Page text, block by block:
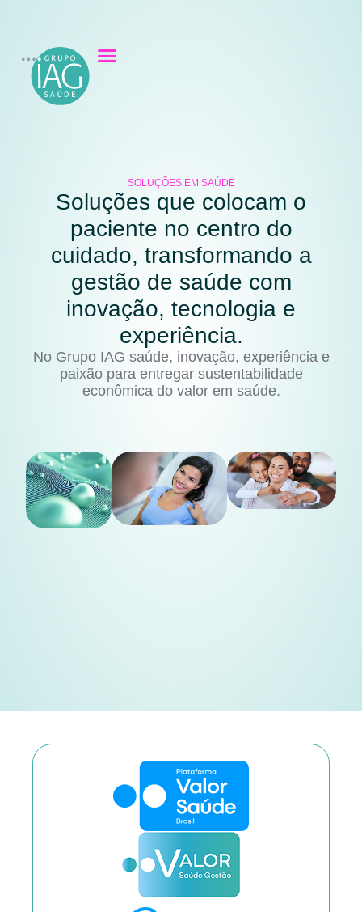
SOLUÇÕES EM SAÚDE
Soluções que colocam o
paciente no centro do
cuidado, transformando a
gestão de saúde com
inovação, tecnologia e
experiência.
No Grupo IAG saúde, inovação, experiência e
paixão para entregar sustentabilidade
econômica do valor em saúde.